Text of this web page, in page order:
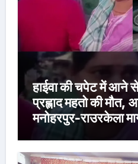
हाईवा की चपेट में आने
प्रह्लाद महतो की मौत,
मनोहरपुर-राउरकेला